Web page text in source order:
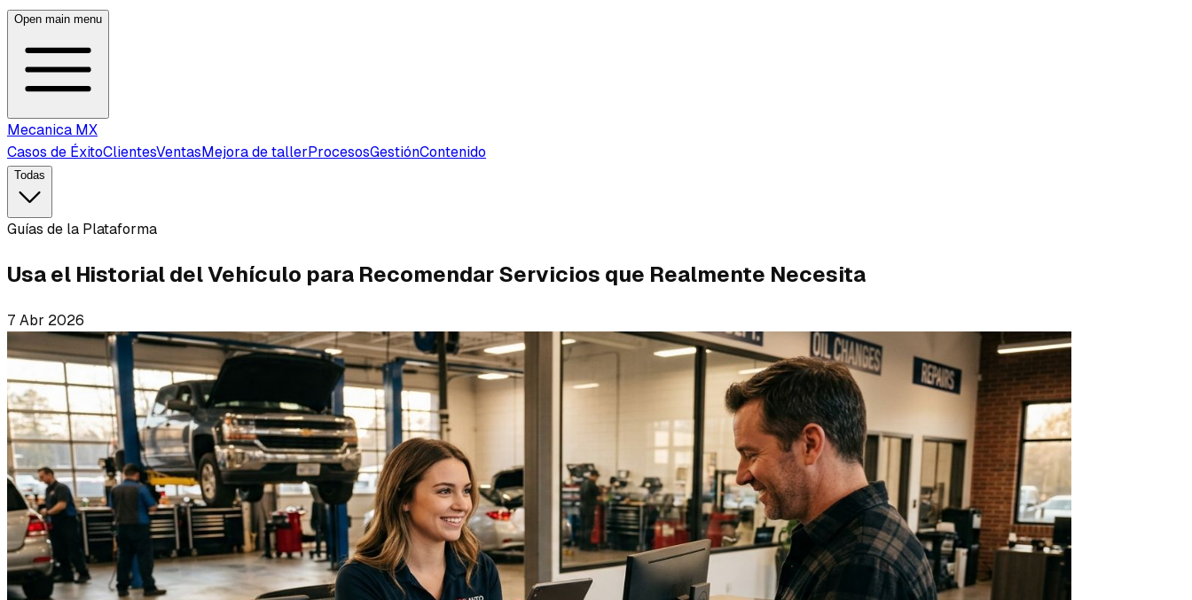
Open main menu
Mecanica MX
Casos de ÉxitoClientesVentasMejora de tallerProcesosGestiónContenido
Todas
Guías de la Plataforma
Usa el Historial del Vehículo para Recomendar Servicios que Realmente Necesita
7 Abr 2026